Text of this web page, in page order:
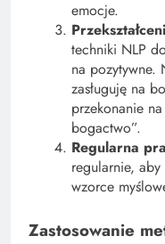
emocje.
techniki NLP
na pozytywne.
zasługuję na
przekonanie
bogactwo”.
Regularna
regularnie,
wzorce
Zastosowanie